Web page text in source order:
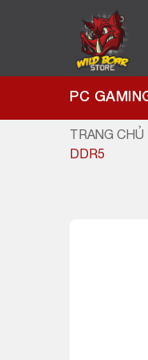
PC
TRANG CHỦ
DDR5